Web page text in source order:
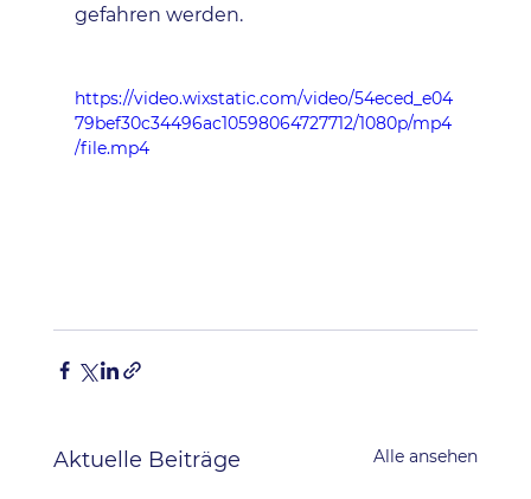
gefahren werden.
https://video.wixstatic.com/video/54eced_e04
79bef30c34496ac10598064727712/1080p/mp4
/file.mp4
Aktuelle Beiträge Alle ansehen